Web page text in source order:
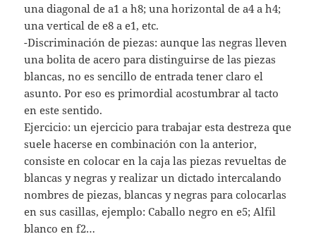
una diagonal de a1 a h8; una horizontal de a4 a h4;
una vertical de e8 a e1, etc.
-Discriminación de piezas: aunque las negras lleven
una bolita de acero para distinguirse de las piezas
blancas, no es sencillo de entrada tener claro el
asunto. Por eso es primordial acostumbrar al tacto
en este sentido.
Ejercicio: un ejercicio para trabajar esta destreza que
suele hacerse en combinación con la anterior,
consiste en colocar en la caja las piezas revueltas de
blancas y negras y realizar un dictado intercalando
nombres de piezas, blancas y negras para colocarlas
en sus casillas, ejemplo: Caballo negro en e5; Alfil
blanco en f2…